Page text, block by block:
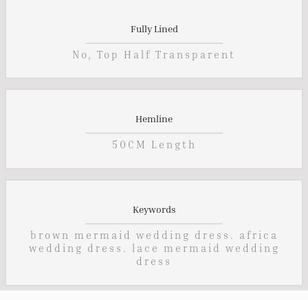
Fully Lined
No, Top Half Transparent
Hemline
50CM Length
Keywords
brown mermaid wedding dress. africa
wedding dress. lace mermaid wedding
dress